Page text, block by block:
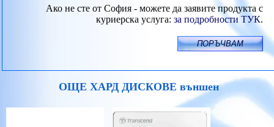
Ако не сте от София - можете да заявите продукта с
куриерска услуга: за подробности ТУК.
ОЩЕ ХАРД ДИСКОВЕ външен